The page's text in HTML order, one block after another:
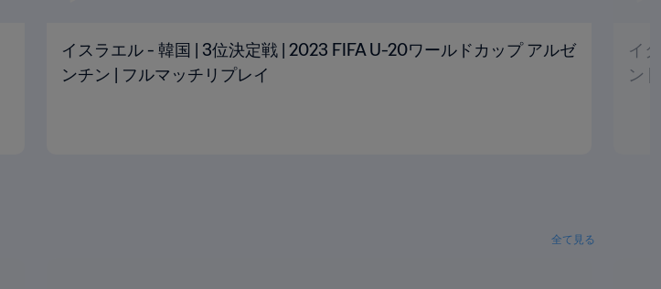
イスラエル - 韓国 | 3位決定戦 | 2023 FIFA U-20ワールドカップ アルゼ
ンチン | フルマッチリプレイ
イ
ン |
全て見る